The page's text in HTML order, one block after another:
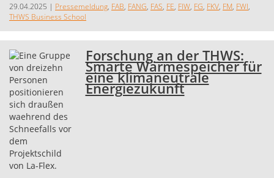
29.04.2025 | Pressemeldung, FAB, FANG, FAS, FE, FIW, FG, FKV, FM, FWI,
THWS Business School
Forschung an der THWS:
Smarte Wärmespeicher für
eine klimaneutrale
Energiezukunft